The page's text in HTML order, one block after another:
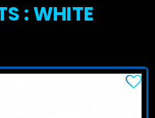
: WHITE